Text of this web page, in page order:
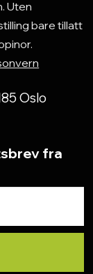
Uten
bare tillatt
Oslo
fra